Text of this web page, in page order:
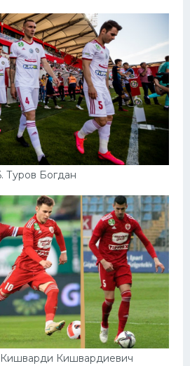
Туров Богдан
Кишварди Кишвардиевич